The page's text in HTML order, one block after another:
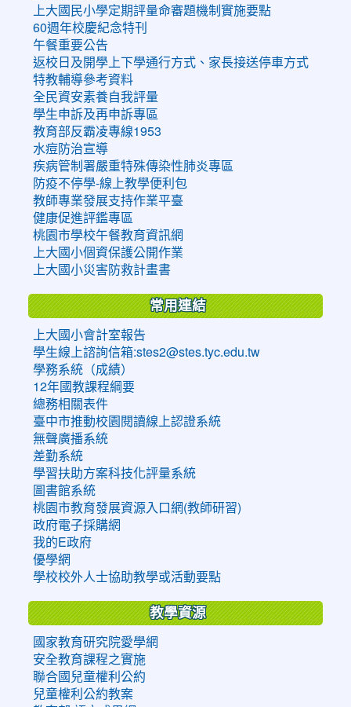
上大國民小學定期評量命審題機制實施要點
60週年校慶紀念特刊
午餐重要公告
返校日及開學上下學通行方式、家長接送停車方式
特教輔導參考資料
全民資安素養自我評量
學生申訴及再申訴專區
教育部反霸凌專線1953
水痘防治宣導
疾病管制署嚴重特殊傳染性肺炎專區
防疫不停學-線上教學便利包
教師專業發展支持作業平臺
健康促進評鑑專區
桃園市學校午餐教育資訊網
上大國小個資保護公開作業
上大國小災害防救計畫書
常用連結
上大國小會計室報告
學生線上諮詢信箱:stes2@stes.tyc.edu.tw
學務系統（成績）
12年國教課程綱要
總務相關表件
臺中市推動校園閱讀線上認證系統
無聲廣播系統
差勤系統
學習扶助方案科技化評量系統
圖書館系統
桃園市教育發展資源入口網(教師研習)
政府電子採購網
我的E政府
優學網
學校校外人士協助教學或活動要點
教學資源
國家教育研究院愛學網
安全教育課程之實施
聯合國兒童權利公約
兒童權利公約教案